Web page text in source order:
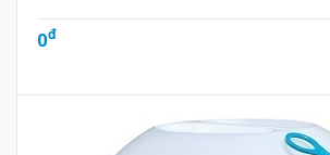
0đ